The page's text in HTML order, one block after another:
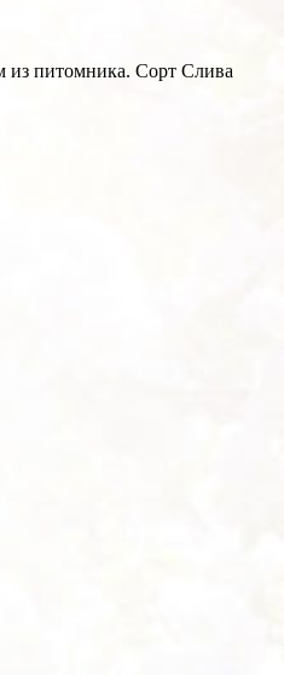
из питомника. Сорт Слива